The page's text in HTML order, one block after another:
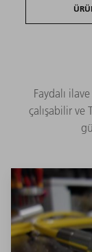
Faydalı
çalışabilir ve